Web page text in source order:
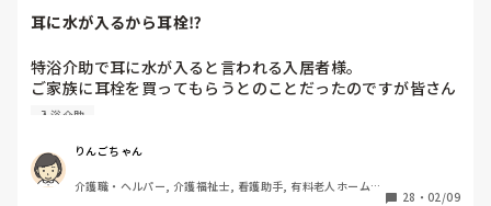
耳に水が入るから耳栓⁉︎
特浴介助で耳に水が入ると言われる入居者様。
ご家族に耳栓を買ってもらうとのことだったのですが皆さん
どう思われますか？
思ったのですがパートなためあまり強く言えず…
また洗髪後どうやら耳を拭いてない様子。あとから耳を拭い
て欲しいと言われて拭くととても汚いのですが、耳栓よりも
入浴介助
りんごちゃん
介護職・ヘルパー, 介護福祉士, 看護助手, 有料老人ホーム,
28 ・ 02/09